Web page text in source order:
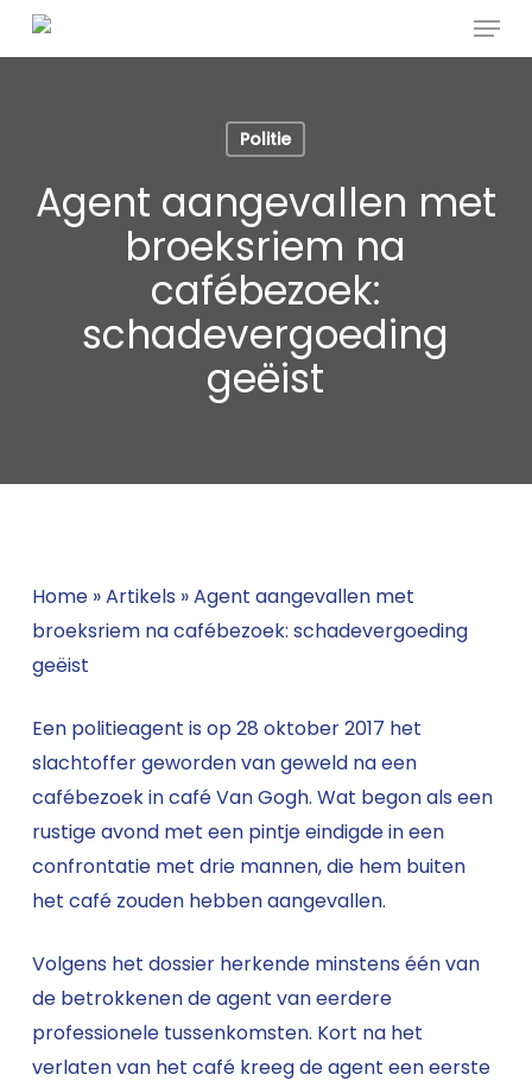
Skip
to
Menu
Politie
Agent aangevallen met
broeksriem na
cafébezoek:
schadevergoeding
geëist
Home»Artikels »Agent aangevallen met
broeksriem na cafébezoek: schadevergoeding
geëist
Een politieagent is op 28 oktober 2017 het
slachtoffer geworden van geweld na een
cafébezoek in café Van Gogh. Wat begon als een
rustige avond met een pintje eindigde in een
confrontatie met drie mannen, die hem buiten
het café zouden hebben aangevallen.
Volgens het dossier herkende minstens één van
de betrokkenen de agent van eerdere
professionele tussenkomsten. Kort na het
verlaten van het café kreeg de agent een eerste